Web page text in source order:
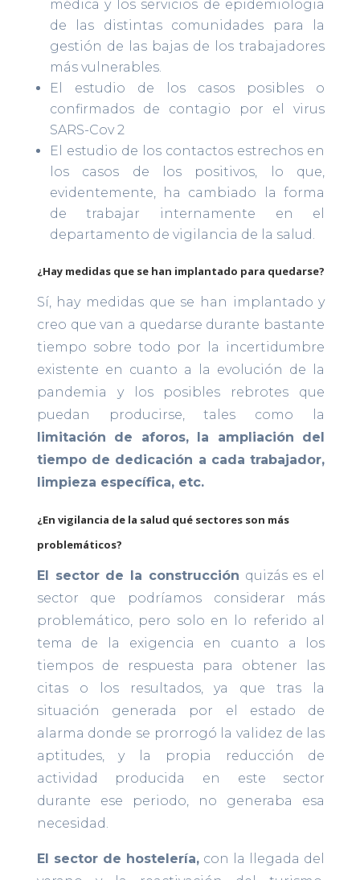
médica y los servicios de epidemiologia
de las distintas comunidades para la
gestión de las bajas de los trabajadores
más vulnerables.
El estudio de los casos posibles o
confirmados de contagio por el virus
SARS-Cov 2
El estudio de los contactos estrechos en
los casos de los positivos, lo que,
evidentemente, ha cambiado la forma
de trabajar internamente en el
departamento de vigilancia de la salud.
¿Hay medidas que se han implantado para quedarse?
Sí, hay medidas que se han implantado y
creo que van a quedarse durante bastante
tiempo sobre todo por la incertidumbre
existente en cuanto a la evolución de la
pandemia y los posibles rebrotes que
puedan producirse, tales como la
limitación de aforos, la ampliación del
tiempo de dedicación a cada trabajador,
limpieza específica, etc.
¿En vigilancia de la salud qué sectores son más
problemáticos?
El sector de la construcción quizás es el
sector que podríamos considerar más
problemático, pero solo en lo referido al
tema de la exigencia en cuanto a los
tiempos de respuesta para obtener las
citas o los resultados, ya que tras la
situación generada por el estado de
alarma donde se prorrogó la validez de las
aptitudes, y la propia reducción de
actividad producida en este sector
durante ese periodo, no generaba esa
necesidad.
El sector de hostelería,con la llegada del